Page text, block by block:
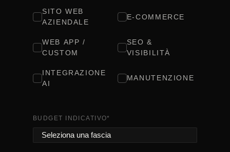
SITO WEB
AZIENDALE
E-COMMERCE
WEB APP /
CUSTOM
SEO &
VISIBILITÀ
INTEGRAZIONE
AI
MANUTENZIONE
BUDGET INDICATIVO*